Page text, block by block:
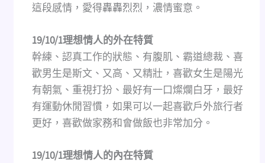
這段感情，愛得轟轟烈烈，濃情蜜意。
19/10/1理想情人的外在特質
幹練、認真工作的狀態、有腹肌、霸道總裁、喜
歡男生是斯文、又高、又精壯，喜歡女生是陽光
有朝氣、重視打扮、最好有一口燦爛白牙，最好
有運動休閒習慣，如果可以一起喜歡戶外旅行者
更好，喜歡做家務和會做飯也非常加分。
19/10/1理想情人的內在特質